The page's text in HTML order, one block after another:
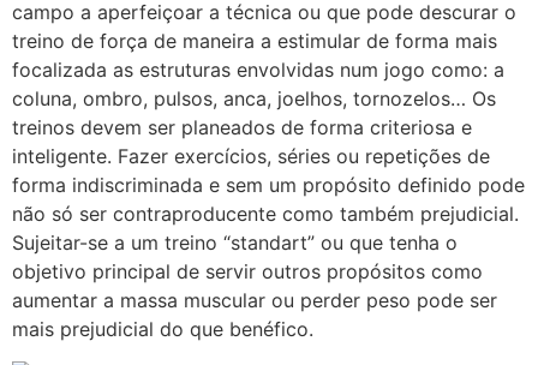
campo a aperfeiçoar a técnica ou que pode descurar o
treino de força de maneira a estimular de forma mais
focalizada as estruturas envolvidas num jogo como: a
coluna, ombro, pulsos, anca, joelhos, tornozelos… Os
treinos devem ser planeados de forma criteriosa e
inteligente. Fazer exercícios, séries ou repetições de
forma indiscriminada e sem um propósito definido pode
não só ser contraproducente como também prejudicial.
Sujeitar-se a um treino “standart” ou que tenha o
objetivo principal de servir outros propósitos como
aumentar a massa muscular ou perder peso pode ser
mais prejudicial do que benéfico.